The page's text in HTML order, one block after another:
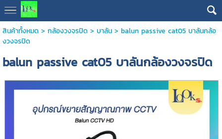
สินค้าทั้งหมด> กล้องวงจรปิด> บาลัน> balun passive cat05 บาลันกล้อ
งวงจรปิด
balun passive cat05 บาลันกล้องวงจรปิด